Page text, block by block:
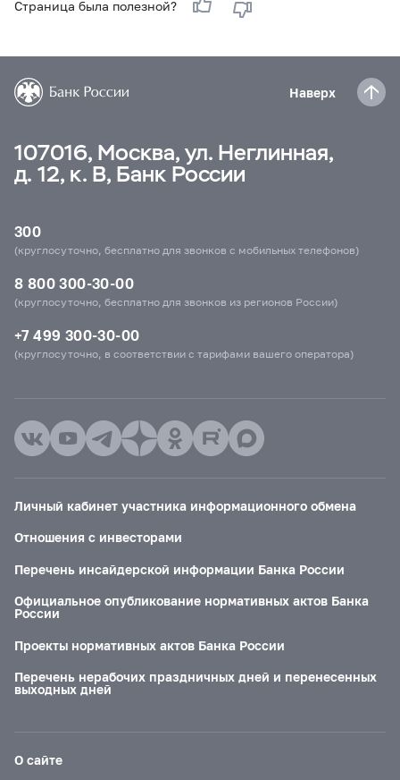
Страница была полезной?
Наверх
107016, Москва, ул. Неглинная,
д. 12, к. В, Банк России
300
(круглосуточно, бесплатно для звонков с мобильных телефонов)
8 800 300-30-00
(круглосуточно, бесплатно для звонков из регионов России)
+7 499 300-30-00
(круглосуточно, в соответствии с тарифами вашего оператора)
Личный кабинет участника информационного обмена
Отношения с инвесторами
Перечень инсайдерской информации Банка России
Официальное опубликование нормативных актов Банка
России
Проекты нормативных актов Банка России
Перечень нерабочих праздничных дней и перенесенных
выходных дней
О сайте